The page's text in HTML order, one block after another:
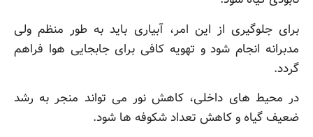
برای جلوگیری از این امر، آبیاری باید به طور منظم ولی
مدبرانه انجام شود و تهویه کافی برای جابجایی هوا فراهم
گردد.
در محیط های داخلی، کاهش نور می تواند منجر به رشد
ضعیف گیاه و کاهش تعداد شکوفه ها شود.